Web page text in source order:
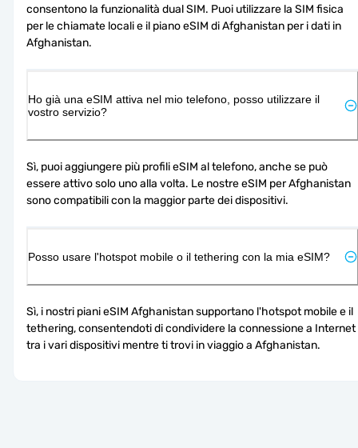
consentono la funzionalità dual SIM. Puoi utilizzare la SIM fisica
per le chiamate locali e il piano eSIM di Afghanistan per i dati in
Afghanistan.
Ho già una eSIM attiva nel mio telefono, posso utilizzare il
vostro servizio?
Sì, puoi aggiungere più profili eSIM al telefono, anche se può
essere attivo solo uno alla volta. Le nostre eSIM per Afghanistan
sono compatibili con la maggior parte dei dispositivi.
Posso usare l'hotspot mobile o il tethering con la mia eSIM?
Sì, i nostri piani eSIM Afghanistan supportano l'hotspot mobile e il
tethering, consentendoti di condividere la connessione a Internet
tra i vari dispositivi mentre ti trovi in viaggio a Afghanistan.